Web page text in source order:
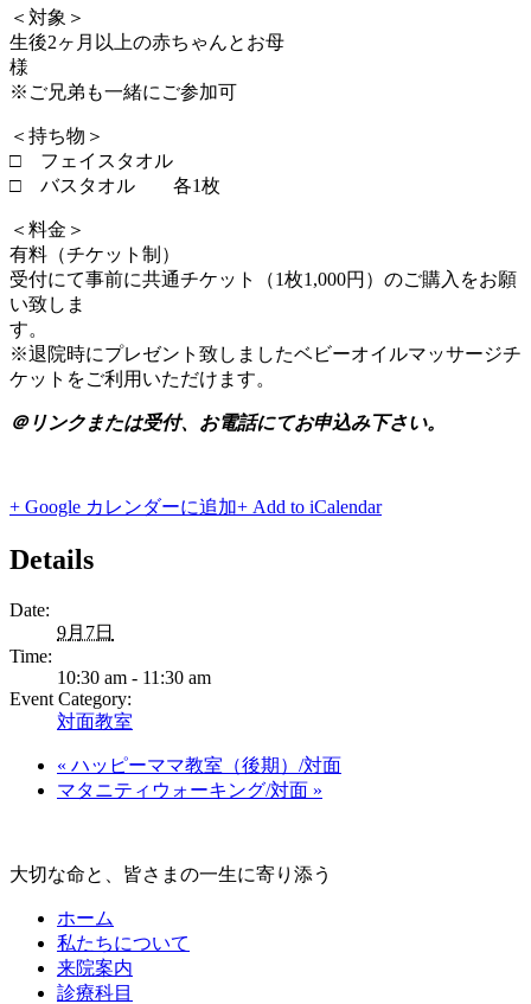
＜対象＞
生後2ヶ月以上の赤ちゃんとお母
※ご兄弟も一緒にご参加可
＜持ち物＞
□ フェイスタオル
□ バスタオル 各1枚
＜料金＞
有料（チケット制）
受付にて事前に共通チケット（1枚1,000円）のご購入をお願
い致しま
す
※退院時にプレゼント致しましたベビーオイルマッサージチ
ケットをご利用いただけます。
＠リンクまたは受付、お電話にてお申込み下さい。
+ Google カレンダーに追加+ Add to iCalendar
Details
Date:
9月7日
Time:
10:30 am - 11:30 am
Event Category:
対面教室
« ハッピーママ教室（後期）/対面
マタニティウォーキング/対面 »
大切な命と、皆さまの一生に寄り添う
ホーム
私たちについて
来院案内
診療科目